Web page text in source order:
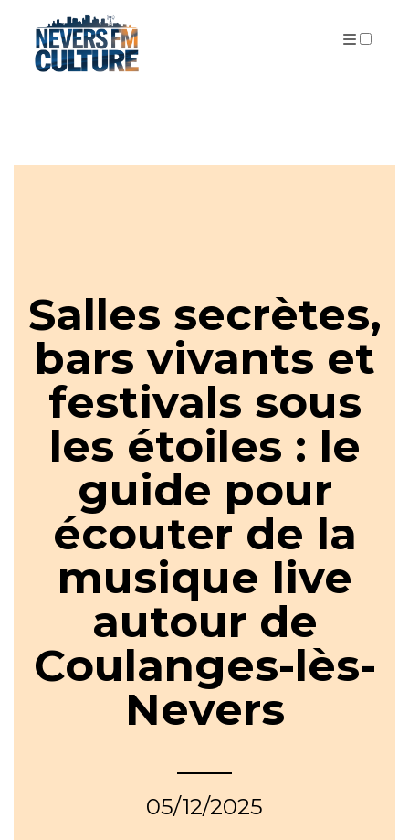
Salles secrètes,
bars vivants et
festivals sous
les étoiles : le
guide pour
écouter de la
musique live
autour de
Coulanges-lès-
Nevers
05/12/2025